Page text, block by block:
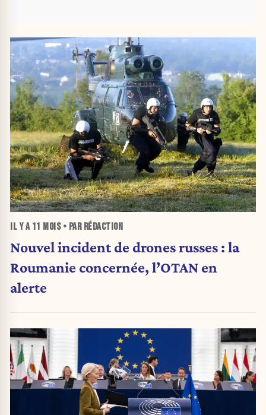
IL Y A 11 MOIS• PAR RÉDACTION
Nouvel incident de drones russes : la
Roumanie concernée, l’OTAN en
alerte